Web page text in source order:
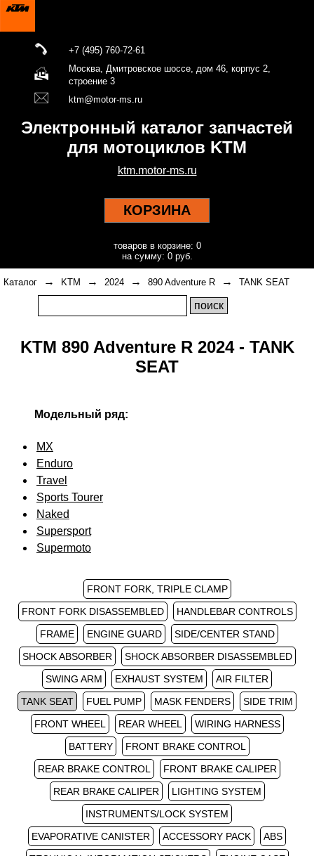
+7 (495) 760-72-61
Москва, Дмитровское шоссе, дом 46, корпус 2,
строение 3
ktm@motor-ms.ru
Электронный каталог запчастей
для мотоциклов KTM
ktm.motor-ms.ru
КОРЗИНА
товаров в корзине: 0
на сумму: 0 руб.
Каталог → KTM → 2024 → 890 Adventure R → TANK SEAT
KTM 890 Adventure R 2024 - TANK
SEAT
Модельный ряд:
MX
Enduro
Travel
Sports Tourer
Naked
Supersport
Supermoto
FRONT FORK, TRIPLE CLAMP
FRONT FORK DISASSEMBLED
HANDLEBAR CONTROLS
FRAME
ENGINE GUARD
SIDE/CENTER STAND
SHOCK ABSORBER
SHOCK ABSORBER DISASSEMBLED
SWING ARM
EXHAUST SYSTEM
AIR FILTER
TANK SEAT
FUEL PUMP MASK FENDERS
SIDE TRIM
FRONT WHEEL
REAR WHEEL
WIRING HARNESS
BATTERY
FRONT BRAKE CONTROL
REAR BRAKE CONTROL
FRONT BRAKE CALIPER
REAR BRAKE CALIPER
LIGHTING SYSTEM
INSTRUMENTS/LOCK SYSTEM
EVAPORATIVE CANISTER
ACCESSORY PACK
ABS